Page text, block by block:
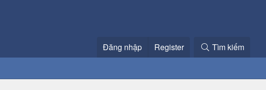
Đăng nhập Register Tìm kiếm